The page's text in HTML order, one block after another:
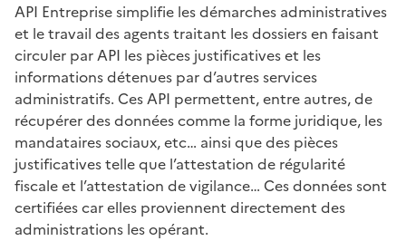
API Entreprise simplifie les démarches administratives
et le travail des agents traitant les dossiers en faisant
circuler par API les pièces justificatives et les
informations détenues par d’autres services
administratifs. Ces API permettent, entre autres, de
récupérer des données comme la forme juridique, les
mandataires sociaux, etc… ainsi que des pièces
justificatives telle que l’attestation de régularité
fiscale et l’attestation de vigilance… Ces données sont
certifiées car elles proviennent directement des
administrations les opérant.